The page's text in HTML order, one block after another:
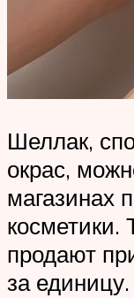
Шеллак,
окрас,
магазинах
косметики.
продают
за единицу.